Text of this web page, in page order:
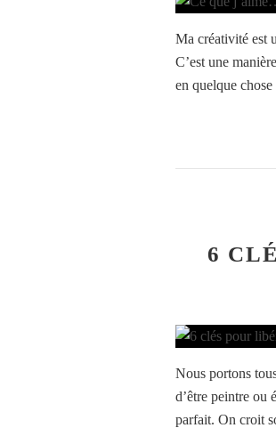
Ma créativité est
C’est une
en quelque
6
Nous portons
d’être peintre ou
parfait. On croit